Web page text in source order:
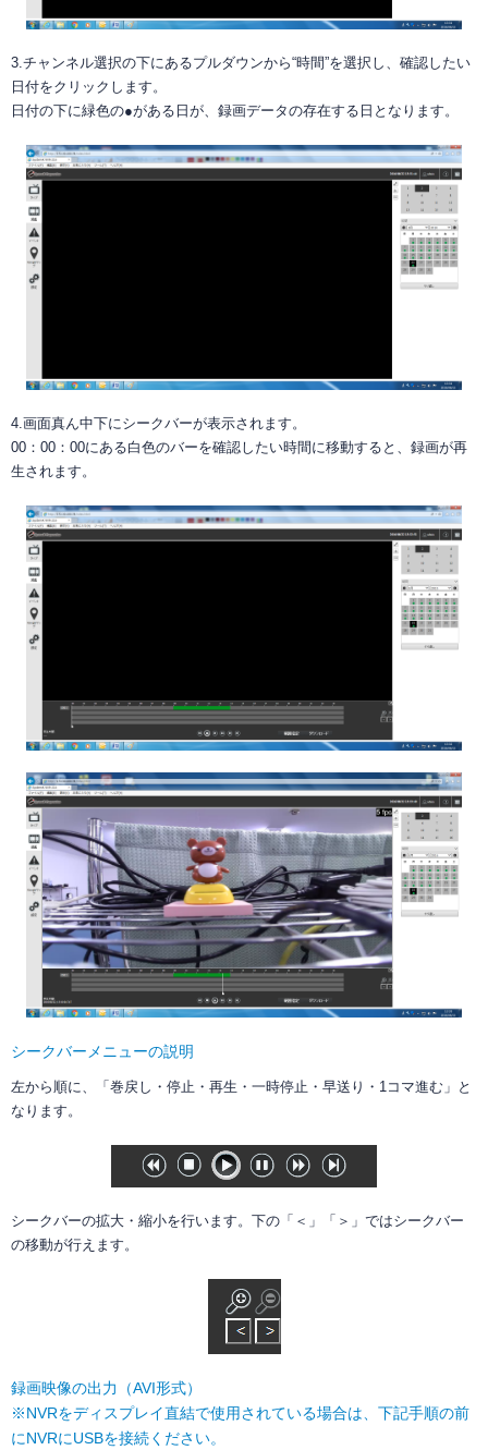
3.チャンネル選択の下にあるプルダウンから“時間”を選択し、確認したい
日付をクリックします。
日付の下に緑色の●がある日が、録画データの存在する日となります。
4.画面真ん中下にシークバーが表示されます。
00：00：00にある白色のバーを確認したい時間に移動すると、録画が再
生されます。
シークバーメニューの説明
左から順に、「巻戻し・停止・再生・一時停止・早送り・1コマ進む」と
なります。
シークバーの拡大・縮小を行います。下の「＜」「＞」ではシークバー
の移動が行えます。
録画映像の出力（AVI形式）
※NVRをディスプレイ直結で使用されている場合は、下記手順の前
にNVRにUSBを接続ください。